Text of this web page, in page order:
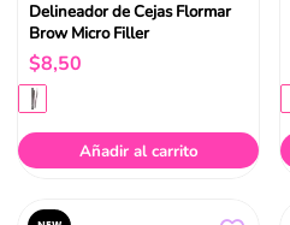
Delineador de Cejas Flormar
Brow Micro Filler
$8,50
Añadir al carrito